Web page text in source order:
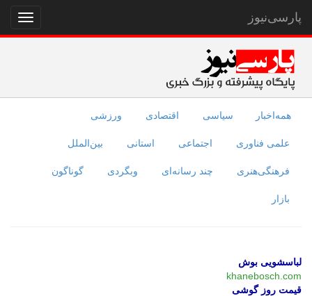
نمایش
منو
پارسی‌نیوز
همه‌اخبار سیاسی اقتصادی ورزشی
علمی فناوری اجتماعی استانی بین‌الملل
فرهنگی‌هنری چند رسانه‌ای وبگردی گوناگون
بازار
لباسشویی بوش
khanebosch.com
قیمت روز گوشی